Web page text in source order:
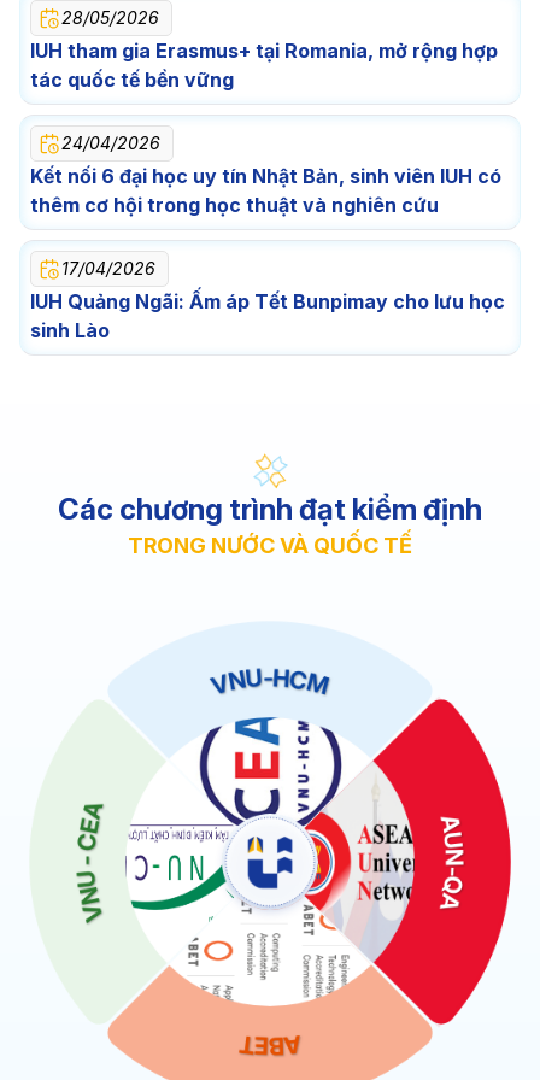
28/05/2026
IUH tham gia Erasmus+ tại Romania, mở rộng hợp
tác quốc tế bền vững
24/04/2026
Kết nối 6 đại học uy tín Nhật Bản, sinh viên IUH có
thêm cơ hội trong học thuật và nghiên cứu
17/04/2026
IUH Quảng Ngãi: Ấm áp Tết Bunpimay cho lưu học
sinh Lào
Các chương trình đạt kiểm định
TRONG NƯỚC VÀ QUỐC TẾ